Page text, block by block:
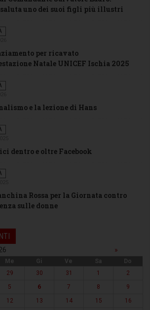
saluta uno dei suoi figli più illustri
per ricavato
Natale UNICEF Ischia 2025
e la lezione di Hans
dentro e oltre Facebook
Rossa per la Giornata contro
sulle donne
»
Me Gi Ve Sa
Do
29 30 31 1
2
5 6 7 8
9
12 13 14 15
16